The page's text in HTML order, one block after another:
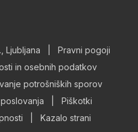
Ljubljana
Pravni pogoji
in osebnih podatkov
potrošniških sporov
Piškotki
Kazalo strani